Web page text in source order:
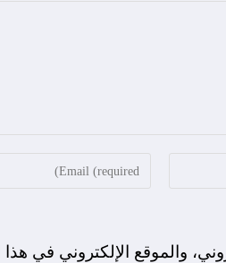
والموقع الإلكتروني في